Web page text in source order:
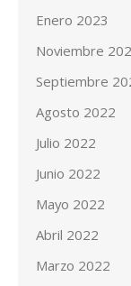
Enero 2023
Noviembre
Septiembre
Agosto 2022
Julio 2022
Junio 2022
Mayo 2022
Abril 2022
Marzo 2022